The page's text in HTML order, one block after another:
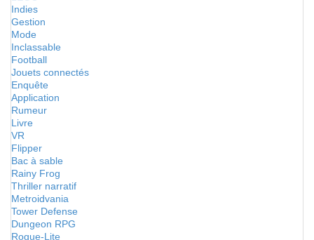
Indies
Gestion
Mode
Inclassable
Football
Jouets connectés
Enquête
Application
Rumeur
Livre
VR
Flipper
Bac à sable
Rainy Frog
Thriller narratif
Metroidvania
Tower Defense
Dungeon RPG
Rogue-Lite